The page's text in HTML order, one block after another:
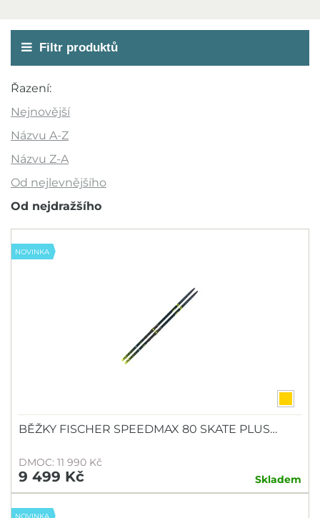
Filtr produktů
Cena
1 490 Kč
Akce
Novinka
Výprodej
Pány
Unisex
Velikost cm
Řazení:
Nejnovější
Názvu A-Z
Názvu Z-A
Od nejlevnějšího
Od nejdražšího
NOVINKA
BĚŽKY FISCHER SPEEDMAX 80 SKATE PLUS…
DMOC: 11 990 Kč
9 499 Kč Skladem